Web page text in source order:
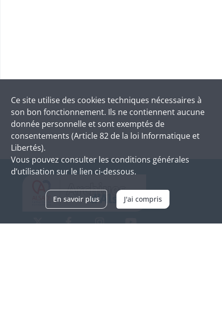
Ce site utilise des cookies techniques nécessaires à
son bon fonctionnement. Ils ne contiennent aucune
donnée personnelle et sont exemptés de
consentements (Article 82 de la loi Informatique et
Libertés).
Vous pouvez consulter les conditions générales
d’utilisation sur le lien ci-dessous.
En savoir plus J'ai compris